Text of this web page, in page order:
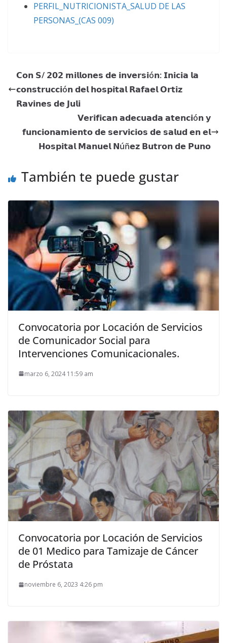
PERFIL_NUTRICIONISTA_SALUD DE LAS
PERSONAS_(CAS 009)
𝗖𝗼𝗻 𝗦/ 𝟮𝟬𝟮 𝗺𝗶𝗹𝗹𝗼𝗻𝗲𝘀 𝗱𝗲 𝗶𝗻𝘃𝗲𝗿𝘀𝗶ó𝗻: 𝗜𝗻𝗶𝗰𝗶𝗮 𝗹𝗮
𝗰𝗼𝗻𝘀𝘁𝗿𝘂𝗰𝗰𝗶ó𝗻 𝗱𝗲𝗹 𝗵𝗼𝘀𝗽𝗶𝘁𝗮𝗹 𝗥𝗮𝗳𝗮𝗲𝗹 𝗢𝗿𝘁𝗶𝘇
𝗥𝗮𝘃𝗶𝗻𝗲𝘀 𝗱𝗲 𝗝𝘂𝗹𝗶
𝗩𝗲𝗿𝗶𝗳𝗶𝗰𝗮𝗻 𝗮𝗱𝗲𝗰𝘂𝗮𝗱𝗮 𝗮𝘁𝗲𝗻𝗰𝗶ó𝗻 𝘆
𝗳𝘂𝗻𝗰𝗶𝗼𝗻𝗮𝗺𝗶𝗲𝗻𝘁𝗼 𝗱𝗲 𝘀𝗲𝗿𝘃𝗶𝗰𝗶𝗼𝘀 𝗱𝗲 𝘀𝗮𝗹𝘂𝗱 𝗲𝗻 𝗲𝗹
𝗛𝗼𝘀𝗽𝗶𝘁𝗮𝗹 𝗠𝗮𝗻𝘂𝗲𝗹 𝗡úñ𝗲𝘇 𝗕𝘂𝘁𝗿𝗼𝗻 𝗱𝗲 𝗣𝘂𝗻𝗼
También te puede gustar
Convocatoria por Locación de Servicios
de Comunicador Social para
Intervenciones Comunicacionales.
marzo 6, 2024 11:59 am
Convocatoria por Locación de Servicios
de 01 Medico para Tamizaje de Cáncer
de Próstata
noviembre 6, 2023 4:26 pm